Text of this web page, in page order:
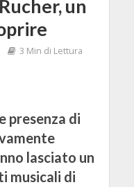
un
3 Min di Lettura
presenza di
lasciato un
musicali di